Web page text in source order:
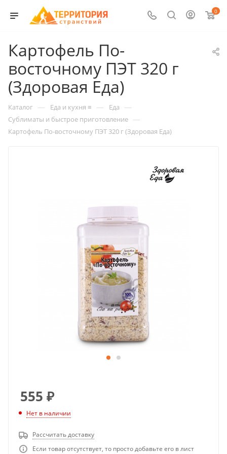
0
Картофель По-
восточному ПЭТ 320 г
(Здоровая Еда)
Каталог — Еда и кухня ≡ — Еда —
Сублиматы и быстрое приготовление —
Картофель По-восточному ПЭТ 320 г (Здоровая Еда)
555 ₽
Нет в наличии
Рассчитать доставку
Если товар отсутствует, то просто добавьте его в лист